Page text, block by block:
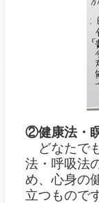
②健康法・
どなたで
法・呼吸法
め、心身の
立つもので